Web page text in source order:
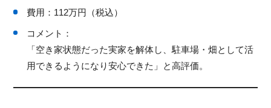
費用：112万円（税込）
コメント：
「空き家状態だった実家を解体し、駐車場・畑として活
用できるようになり安心できた」と高評価。